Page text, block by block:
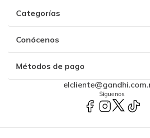
Categorías
Conócenos
Métodos de pago
Síguenos